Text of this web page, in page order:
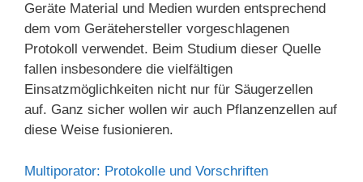
Geräte Material und Medien wurden entsprechend
dem vom Gerätehersteller vorgeschlagenen
Protokoll verwendet. Beim Studium dieser Quelle
fallen insbesondere die vielfältigen
Einsatzmöglichkeiten nicht nur für Säugerzellen
auf. Ganz sicher wollen wir auch Pflanzenzellen auf
diese Weise fusionieren.
Multiporator: Protokolle und Vorschriften